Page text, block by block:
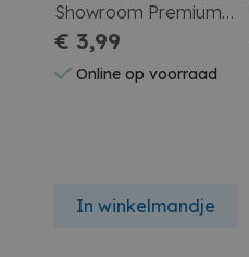
Showroom Premium
Car Assortiment
€ 3,99
Online op voorraad
In winkelmandje